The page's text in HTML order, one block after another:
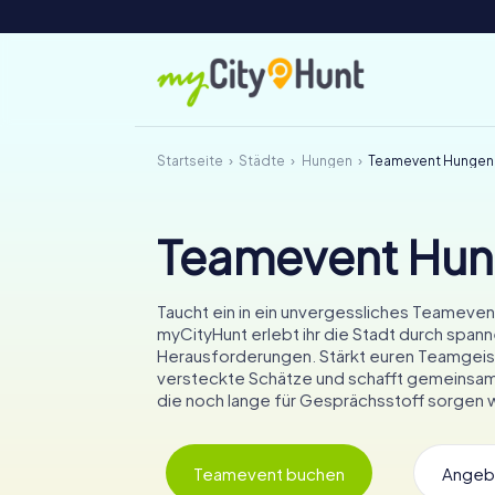
Startseite Städte Hungen Teamevent Hungen
Teamevent
Taucht ein in ein unvergessliches
myCityHunt erlebt ihr die Stadt durch
Herausforderungen. Stärkt euren
versteckte Schätze und schafft
die noch lange für Gesprächsstoff sorgen
Teamevent buchen